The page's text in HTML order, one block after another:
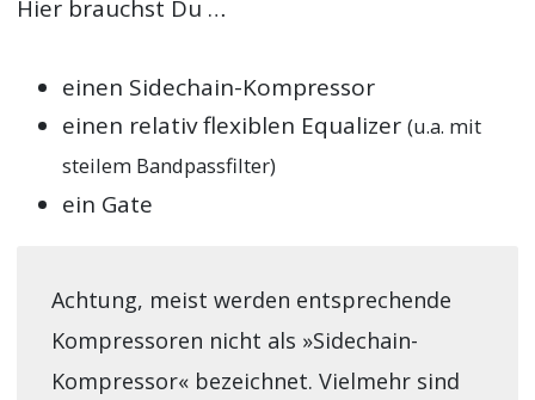
Hier brauchst Du …
einen Sidechain-Kompressor
einen relativ flexiblen Equalizer(u.a. mit
steilem Bandpassfilter)
ein Gate
Achtung, meist werden entsprechende
Kompressoren nicht als »Sidechain-
Kompressor« bezeichnet. Vielmehr sind